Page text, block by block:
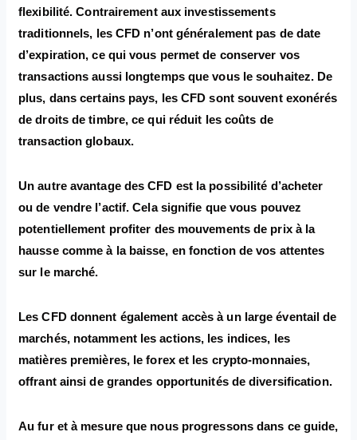
flexibilité. Contrairement aux investissements
traditionnels, les CFD n’ont généralement pas de date
d’expiration, ce qui vous permet de conserver vos
transactions aussi longtemps que vous le souhaitez. De
plus, dans certains pays, les CFD sont souvent exonérés
de droits de timbre, ce qui réduit les coûts de
transaction globaux.
Un autre avantage des CFD est la possibilité d’acheter
ou de vendre l’actif. Cela signifie que vous pouvez
potentiellement profiter des mouvements de prix à la
hausse comme à la baisse, en fonction de vos attentes
sur le marché.
Les CFD donnent également accès à un large éventail de
marchés, notamment les actions, les indices, les
matières premières, le forex et les crypto-monnaies,
offrant ainsi de grandes opportunités de diversification.
Au fur et à mesure que nous progressons dans ce guide,